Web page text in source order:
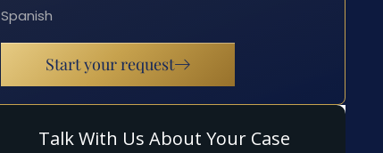
Spanish
Start your request